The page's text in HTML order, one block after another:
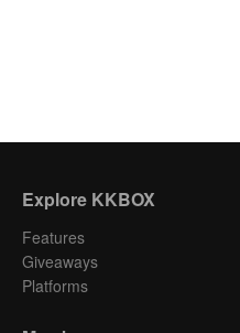
Explore KKBOX
Features
Giveaways
Platforms